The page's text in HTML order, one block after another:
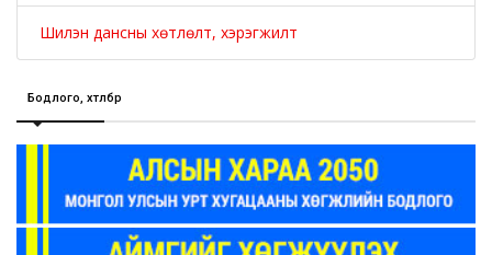
Шилэн дансны хөтлөлт, хэрэгжилт
Бодлого, хөтөлбөр